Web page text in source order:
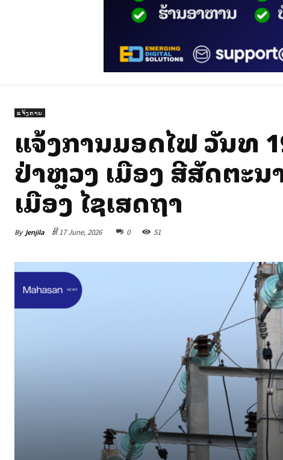
ແຈ້ງການ
ແຈ້ງການມອດໄຟ ວັນທີ
ປ່າຫຼວງ ເມືອງ ສີສັດຕະນ
ເມືອງ ໄຊເສດຖາ
By Jenjila ທີ 17 June, 2026 0 51